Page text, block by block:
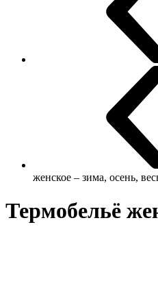
женское – зима, осень,
Термобельё